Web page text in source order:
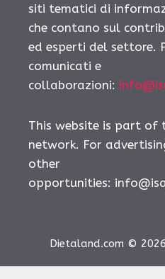
siti tematici di
che contano sul
ed esperti del settore.
comunicati e
collaborazioni:
This website is part of
network. For
other
opportunities:
Dietaland.com ©